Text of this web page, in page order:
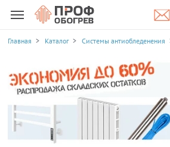
Главная Каталог Системы антиобледенения